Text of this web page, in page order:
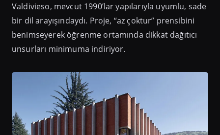
Valdivieso, mevcut 1990’lar yapılarıyla uyumlu, sade
bir dil arayışındaydı. Proje, “az çoktur” prensibini
benimseyerek öğrenme ortamında dikkat dağıtıcı
unsurları minimuma indiriyor.